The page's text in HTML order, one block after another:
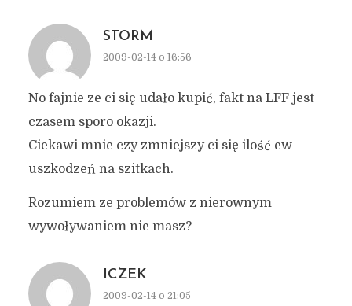
STORM
2009-02-14 o 16:56
No fajnie ze ci się udało kupić, fakt na LFF jest
czasem sporo okazji.
Ciekawi mnie czy zmniejszy ci się ilość ew
uszkodzeń na szitkach.
Rozumiem ze problemów z nierownym
wywoływaniem nie masz?
ICZEK
2009-02-14 o 21:05